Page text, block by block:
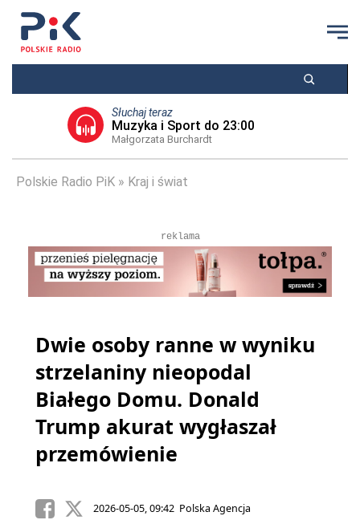
Słuchaj teraz
Muzyka i Sport do 23:00
Małgorzata Burchardt
Polskie Radio PiK Kraj i świat
reklama
Dwie osoby ranne w wyniku
strzelaniny nieopodal
Białego Domu. Donald
Trump akurat wygłaszał
przemówienie
2026-05-05, 09:42 Polska Agencja